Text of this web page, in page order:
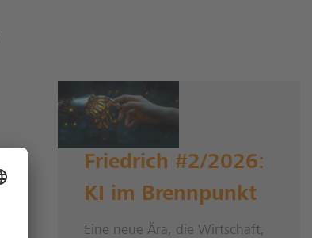
Friedrich #2/2026:
KI im Brennpunkt
Eine neue Ära, die Wirtschaft,